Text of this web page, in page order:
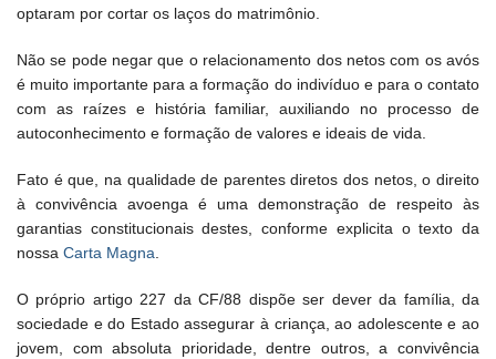
optaram por cortar os laços do matrimônio.
Não se pode negar que o relacionamento dos netos com os avós
é muito importante para a formação do indivíduo e para o contato
com as raízes e história familiar, auxiliando no processo de
autoconhecimento e formação de valores e ideais de vida.
Fato é que, na qualidade de parentes diretos dos netos, o direito
à convivência avoenga é uma demonstração de respeito às
garantias constitucionais destes, conforme explicita o texto da
nossa Carta Magna
O próprio artigo 227 da CF/88 dispõe ser dever da família, da
sociedade e do Estado assegurar à criança, ao adolescente e ao
jovem, com absoluta prioridade, dentre outros, a convivência